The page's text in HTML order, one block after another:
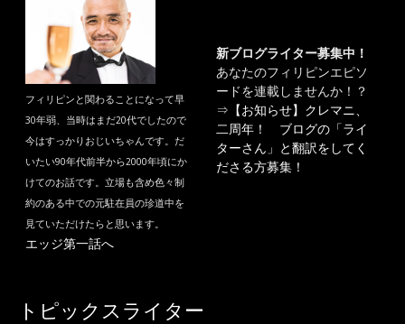
フィリピンと関わることになって早
30年弱、当時はまだ20代でしたので
今はすっかりおじいちゃんです。だ
いたい90年代前半から2000年頃にか
けてのお話です。立場も含め色々制
約のある中での元駐在員の珍道中を
見ていただけたらと思います。
エッジ第一話へ
新ブログライター募集中！
あなたのフィリピンエピソ
ードを連載しませんか！？
⇒ 【お知らせ】クレマニ、
二周年！ ブログの「ライ
ターさん」と翻訳をしてく
ださる方募集！
トピックスライター